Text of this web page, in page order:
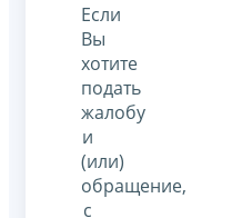
Если
Вы
хотите
подать
жалобу
и
(или)
обращение,
с